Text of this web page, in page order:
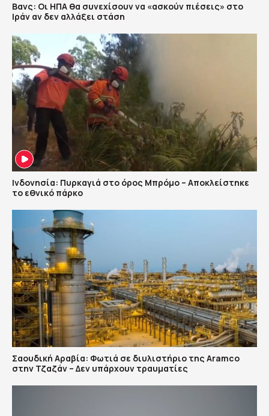
Βανς: Οι ΗΠΑ θα συνεχίσουν να «ασκούν πιέσεις» στο
Ιράν αν δεν αλλάξει στάση
Ινδονησία: Πυρκαγιά στο όρος Μπρόμο – Αποκλείστηκε
το εθνικό πάρκο
Σαουδική Αραβία: Φωτιά σε διυλιστήριο της Aramco
στην Τζαζάν – Δεν υπάρχουν τραυματίες